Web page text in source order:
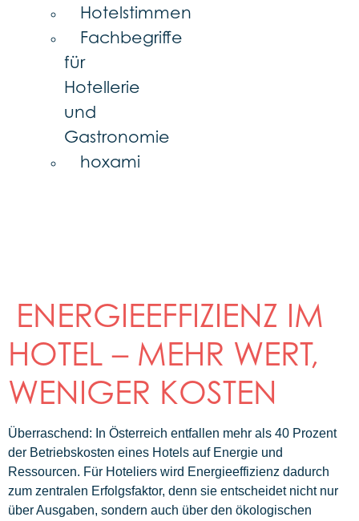
Hotelstimmen
Fachbegriffe
für
Hotellerie
und
Gastronomie
hoxami
ENERGIEEFFIZIENZ IM
HOTEL – MEHR WERT,
WENIGER KOSTEN
Überraschend: In Österreich entfallen mehr als 40 Prozent
der Betriebskosten eines Hotels auf Energie und
Ressourcen. Für Hoteliers wird Energieeffizienz dadurch
zum zentralen Erfolgsfaktor, denn sie entscheidet nicht nur
über Ausgaben, sondern auch über den ökologischen